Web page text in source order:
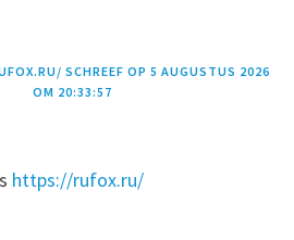
SCHREEF OP 5 AUGUSTUS 2026
OM 20:33:57
https://rufox.ru/